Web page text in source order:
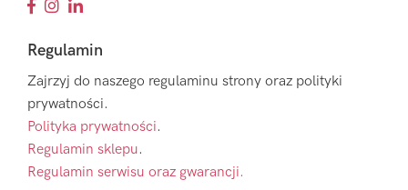
Regulamin
Zajrzyj do naszego regulaminu strony oraz polityki
prywatności.
Polityka prywatności.
Regulamin sklepu.
Regulamin serwisu oraz gwarancji.